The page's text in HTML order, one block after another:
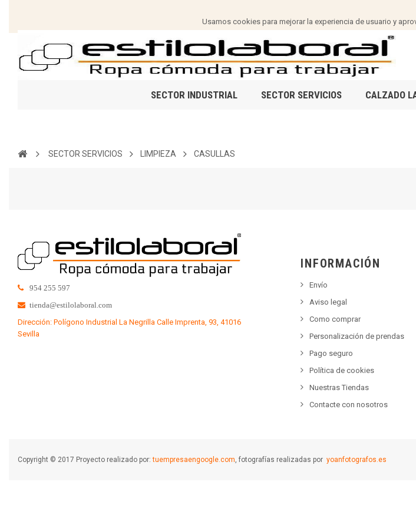
Usamos cookies para mejorar la experiencia de usuario y
SECTOR INDUSTRIAL SECTOR SERVICIOS CALZADO
SECTOR SERVICIOS LIMPIEZA CASULLAS
954 255 597
tienda@estilolaboral.com
Dirección: Polígono Industrial La Negrilla Calle Imprenta, 93, 41016
Sevilla
INFORMACIÓN
Envío
Aviso legal
Como comprar
Personalización de prendas
Pago seguro
Política de cookies
Nuestras Tiendas
Contacte con nosotros
Copyright © 2017 Proyecto realizado por:tuempresaengoogle.com, fotografías realizadas por yoanfotografos.es